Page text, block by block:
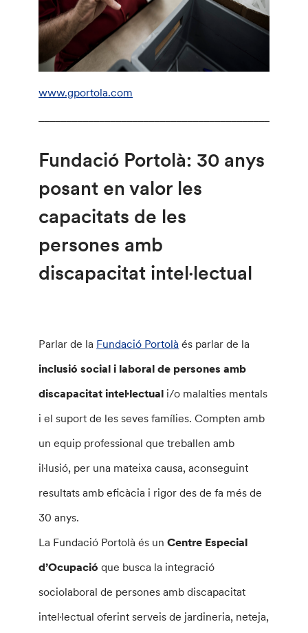
www.gportola.com
Fundació Portolà: 30 anys
posant en valor les
capacitats de les
persones amb
discapacitat intel·lectual
Parlar de la Fundació Portolà és parlar de la
inclusió social i laboral de persones amb
discapacitat intel·lectual i/o malalties mentals
i el suport de les seves famílies. Compten amb
un equip professional que treballen amb
il·lusió, per una mateixa causa, aconseguint
resultats amb eficàcia i rigor des de fa més de
30 anys.
La Fundació Portolà és unCentre Especial
d’Ocupació que busca la integració
sociolaboral de persones amb discapacitat
intel·lectual oferint serveis de jardineria, neteja,